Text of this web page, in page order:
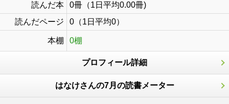
読んだ本
0冊（1日平均0.00冊)
読んだページ
0（1日平均0）
本棚 0棚
プロフィール詳細
はなけさんの7月の読書メーター